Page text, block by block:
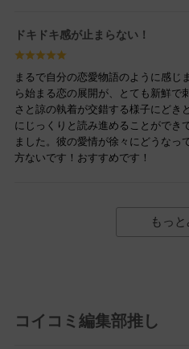
ドキドキ感が止まらない！
まるで自分の恋愛物語のように感じ
ら始まる恋の展開が、とても新鮮で
さと諒の執着が交錯する様子にどき
にじっくりと読み進めることができ
ました。彼の愛情が徐々にどうなっ
方ないです！おすすめです！
もっ
コイコミ編集部推し